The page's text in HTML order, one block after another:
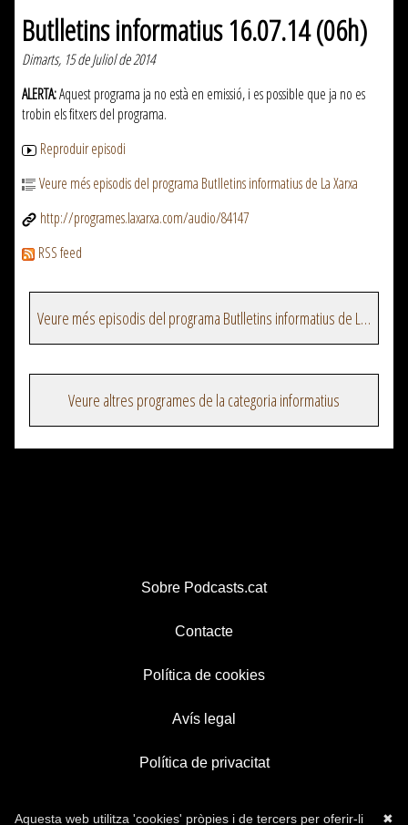
Butlletins informatius 16.07.14 (06h)
Dimarts, 15 de Juliol de 2014
ALERTA:Aquest programa ja no està en emissió, i es possible que ja no es
trobin els fitxers del programa.
Reproduir episodi
Veure més episodis del programa Butlletins informatius de La Xarxa
http://programes.laxarxa.com/audio/84147
RSS feed
Veure més episodis del programa Butlletins informatius de La Xarxa
Veure altres programes de la categoria informatius
Sobre Podcasts.cat
Contacte
Política de cookies
Avís legal
Política de privacitat
✖
Aquesta web utilitza 'cookies' pròpies i de tercers per oferir-li